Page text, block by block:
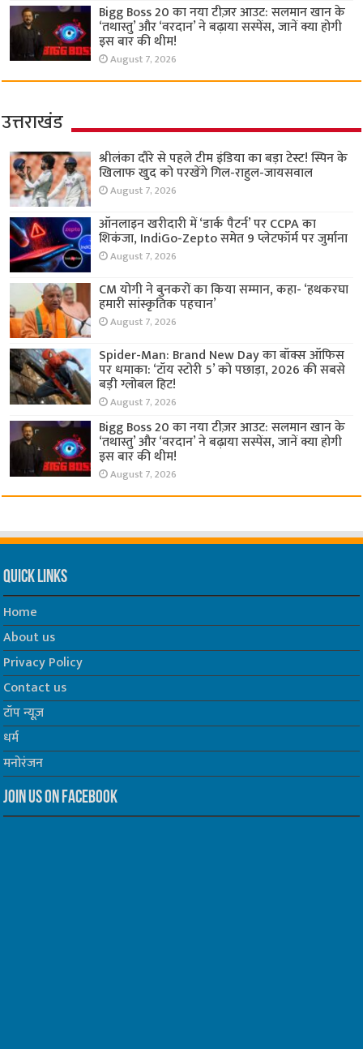
Bigg Boss 20 का नया टीज़र आउट: सलमान खान के
‘तथास्तु’ और ‘वरदान’ ने बढ़ाया सस्पेंस, जानें क्या होगी
इस बार की थीम!
August 7, 2026
उत्तराखंड
श्रीलंका दौरे से पहले टीम इंडिया का बड़ा टेस्ट! स्पिन के
खिलाफ खुद को परखेंगे गिल-राहुल-जायसवाल
August 7, 2026
ऑनलाइन खरीदारी में ‘डार्क पैटर्न’ पर CCPA का
शिकंजा, IndiGo-Zepto समेत 9 प्लेटफॉर्म पर जुर्माना
August 7, 2026
CM योगी ने बुनकरों का किया सम्मान, कहा- ‘हथकरघा
हमारी सांस्कृतिक पहचान’
August 7, 2026
Spider-Man: Brand New Day का बॉक्स ऑफिस
पर धमाका: ‘टॉय स्टोरी 5’ को पछाड़ा, 2026 की सबसे
बड़ी ग्लोबल हिट!
August 7, 2026
Bigg Boss 20 का नया टीज़र आउट: सलमान खान के
‘तथास्तु’ और ‘वरदान’ ने बढ़ाया सस्पेंस, जानें क्या होगी
इस बार की थीम!
August 7, 2026
Quick Links
Home
About us
Privacy Policy
Contact us
टॉप न्यूज़
धर्म
मनोरंजन
Join us on Facebook